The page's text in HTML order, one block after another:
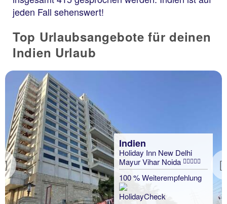
jeden Fall sehenswert!
Top Urlaubsangebote für deinen
Indien Urlaub
Previous
Indien
Holiday Inn New Delhi
Mayur Vihar Noida
100 % Weiterempfehlung